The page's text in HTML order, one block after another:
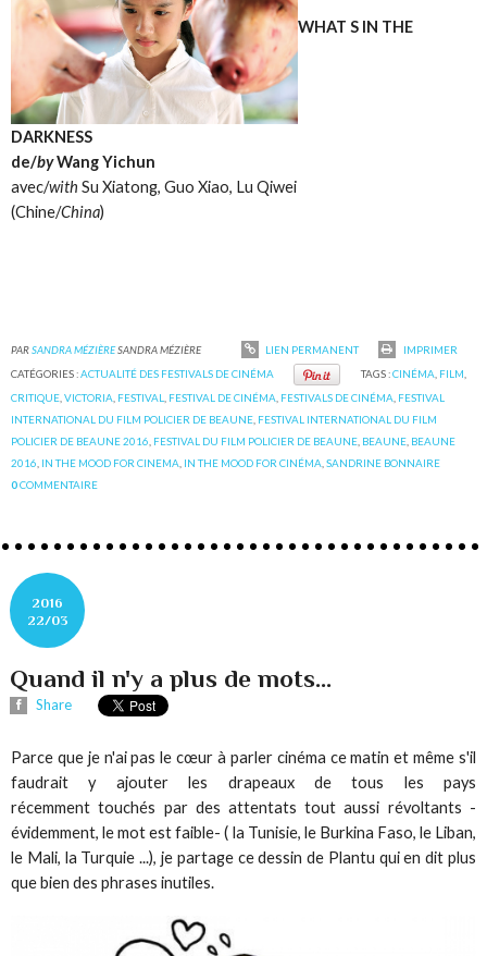
WHAT S IN THE
DARKNESS
de/byWang Yichun
avec/with Su Xiatong, Guo Xiao, Lu Qiwei
(Chine/China)
PARSANDRA MÉZIÈRESANDRA MÉZIÈRE LIEN PERMANENT
IMPRIMER
CATÉGORIES :ACTUALITÉ DES FESTIVALS DE CINÉMA TAGS :CINÉMA FILM
CRITIQUE ,VICTORIA FESTIVAL FESTIVAL DE CINÉMA FESTIVALS DE CINÉMA FESTIVAL
INTERNATIONAL DU FILM POLICIER DE BEAUNE FESTIVAL INTERNATIONAL DU FILM
POLICIER DE BEAUNE 2016 FESTIVAL DU FILM POLICIER DE BEAUNE BEAUNE BEAUNE
2016 IN THE MOOD FOR CINEMA IN THE MOOD FOR CINÉMA ,SANDRINE BONNAIRE
0COMMENTAIRE
2016
22/03
Quand il n'y a plus de mots...
Share
Parce que je n'ai pas le cœur à parler cinéma ce matin et même s'il
faudrait y ajouter les drapeaux de tous les pays
récemment touchés par des attentats tout aussi révoltants -
évidemment, le mot est faible- ( la Tunisie, le Burkina Faso, le Liban,
le Mali, la Turquie ...), je partage ce dessin de Plantu qui en dit plus
que bien des phrases inutiles.